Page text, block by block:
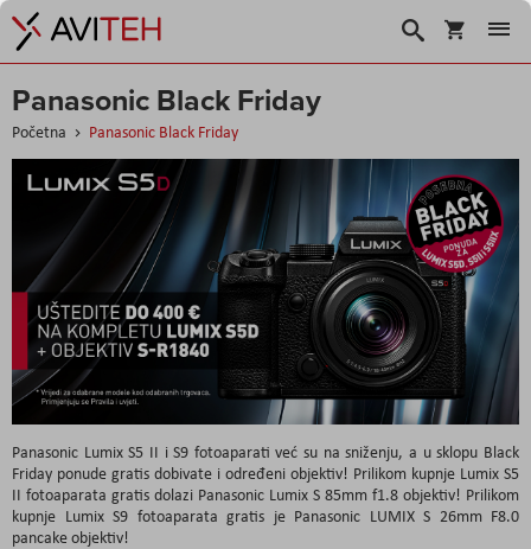
Košarica
Traži
Panasonic Black Friday
Početna Panasonic Black Friday
Panasonic Lumix S5 II i S9 fotoaparati već su na sniženju, a u sklopu Black
Friday ponude gratis dobivate i određeni objektiv! Prilikom kupnje Lumix S5
II fotoaparata gratis dolazi Panasonic Lumix S 85mm f1.8 objektiv! Prilikom
kupnje Lumix S9 fotoaparata gratis je Panasonic LUMIX S 26mm F8.0
pancake objektiv!